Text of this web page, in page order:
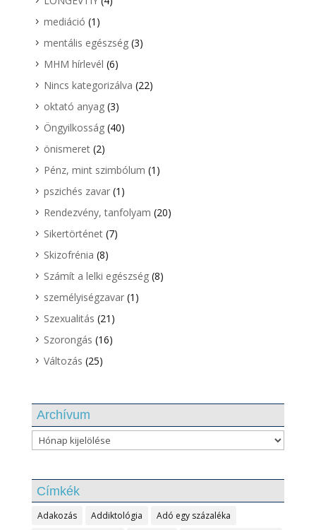
mediáció (1)
mentális egészség(3)
MHM hírlevél (6)
Nincs kategorizálva (22)
oktató anyag(3)
Öngyilkosság(40)
önismeret(2)
Pénz, mint szimbólum (1)
pszichés zavar(1)
Rendezvény, tanfolyam (20)
Sikertörténet(7)
Skizofrénia (8)
Számít a lelki egészség(8)
személyiségzavar(1)
Szexualitás (21)
Szorongás (16)
Változás (25)
Archívum
Archívum
Címkék
Adakozás Addiktológia
Adó egy százaléka